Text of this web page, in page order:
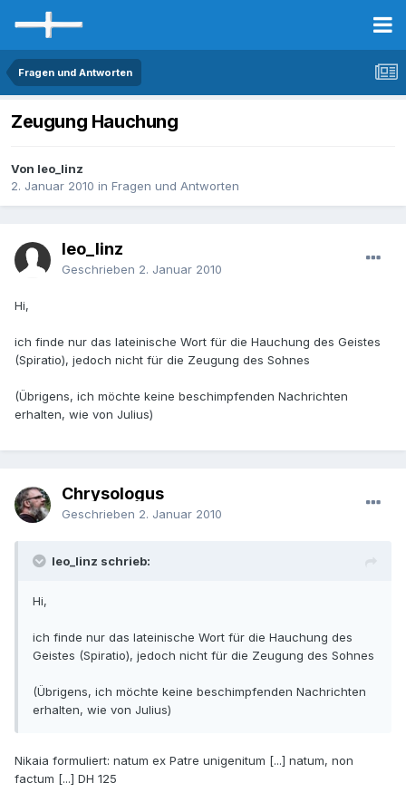
Fragen und Antworten
Zeugung Hauchung
Von leo_linz
2. Januar 2010 in Fragen und Antworten
leo_linz
Geschrieben 2. Januar 2010
Hi,
ich finde nur das lateinische Wort für die Hauchung des Geistes
(Spiratio), jedoch nicht für die Zeugung des Sohnes
(Übrigens, ich möchte keine beschimpfenden Nachrichten
erhalten, wie von Julius)
Chrysologus
Geschrieben 2. Januar 2010
leo_linz schrieb:
Hi,
ich finde nur das lateinische Wort für die Hauchung des
Geistes (Spiratio), jedoch nicht für die Zeugung des Sohnes
(Übrigens, ich möchte keine beschimpfenden Nachrichten
erhalten, wie von Julius)
Nikaia formuliert: natum ex Patre unigenitum [...] natum, non
factum [...] DH 125